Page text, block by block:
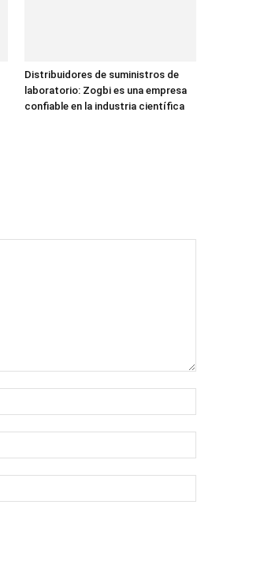
Distribuidores de suministros de
laboratorio: Zogbi es una empresa
confiable en la industria científica